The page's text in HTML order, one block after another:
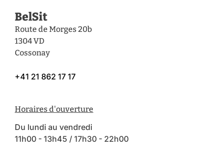
BelSit
Route de Morges 20b
1304 VD
Cossonay
+41 21 862 17 17
Horaires d'ouverture
Du lundi au vendredi
11h00 - 13h45 / 17h30 - 22h00